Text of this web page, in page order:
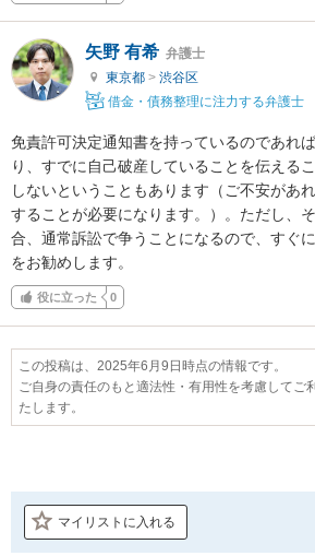
矢野 有希 弁護士
東京都 > 渋谷区
借金・債務整理に注力する弁護士
免責許可決定通知書を持っているのであれ
り、すでに自己破産していることを伝える
しないということもあります（ご不安があ
することが必要になります。）。ただし、
合、通常訴訟で争うことになるので、すぐ
をお勧めします。
役に立った 0
この投稿は、2025年6月9日時点の情報です。
ご自身の責任のもと適法性・有用性を考慮してご
たします。
マイリストに入れる